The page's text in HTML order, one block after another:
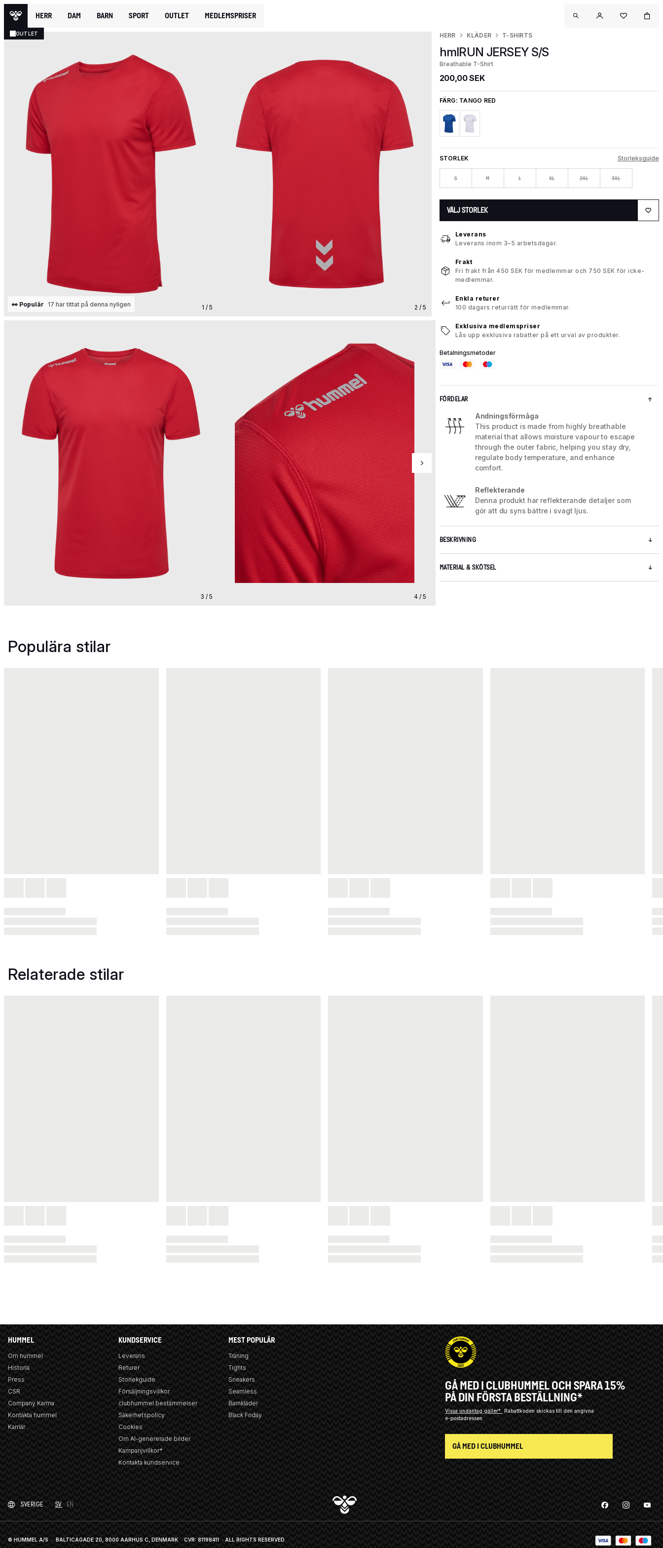
HERR DAM BARN SPORT OUTLET MEDLEMSPRISER
OUTLET
1 / 5
👀 Populär 17 har tittat på denna nyligen 2 / 5
3 / 5 4 / 5
HERR KLÄDER T-SHIRTS
hmlRUN JERSEY S/S
Breathable T-Shirt
200,00 SEK
FÄRG: TANGO RED
STORLEK Storleksguide
S M L XL 2XL 3XL
VÄLJ STORLEK
Leverans
Leverans inom 3–5 arbetsdagar.
Frakt
Fri frakt från 450 SEK för medlemmar och 750 SEK för icke-
medlemmar.
Enkla returer
100 dagars returrätt för medlemmar.
Exklusiva medlemspriser
Lås upp exklusiva rabatter på ett urval av produkter.
Betalningsmetoder
FÖRDELAR
Andningsförmåga
This product is made from highly breathable
material that allows moisture vapour to escape
through the outer fabric, helping you stay dry,
regulate body temperature, and enhance
comfort.
Reflekterande
Denna produkt har reflekterande detaljer som
gör att du syns bättre i svagt ljus.
BESKRIVNING
MATERIAL & SKÖTSEL
Populära stilar
Relaterade stilar
HUMMEL
Om hummel
Historia
Press
CSR
Company Karma
Kontakta hummel
Karriär
KUNDSERVICE
Leverans
Returer
Storlekguide
Försäljningsvillkor
clubhummel bestämmelser
Säkerhetspolicy
Cookies
Om AI-genererade bilder
Kampanjvillkor*
Kontakta kundservice
MEST POPULÄR
Träning
Tights
Sneakers
Seamless
Barnkläder
Black Friday
GÅ MED I CLUBHUMMEL OCH SPARA 15%
PÅ DIN FÖRSTA BESTÄLLNING*
Vissa undantag gäller* Rabattkoden skickas till den angivna
e-postadressen.
GÅ MED I CLUBHUMMEL
SVERIGE SV EN
© HUMMEL A/S · BALTICAGADE 20, 8000 AARHUS C, DENMARK CVR: 81198411 · ALL RIGHTS RESERVED